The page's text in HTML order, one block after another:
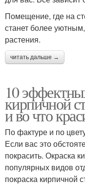
Помещение, где на
станет более
растения.
читать дальше →
10
кирпичной
и во что
По фактуре и по
Если вас это
покрасить. Окраска
популярных видов
покраска кирпичной